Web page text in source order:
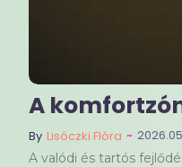
A
By Lisóczki Flóra ~
A valódi és tartós